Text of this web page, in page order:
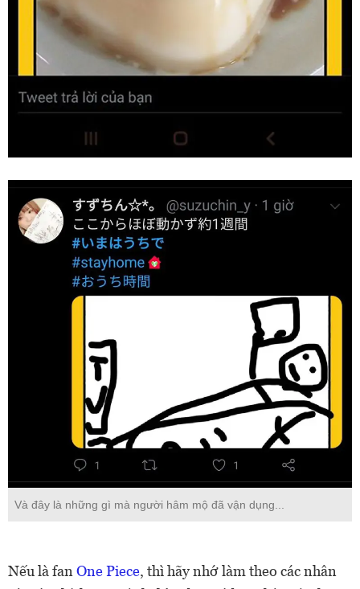
Và đây là những gì mà người hâm mộ đã vận dụng...
Nếu là fan One Piece, thì hãy nhớ làm theo các nhân